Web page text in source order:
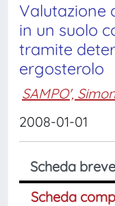
Valutazione
in un suolo
tramite
ergosterolo
SAMPO',
2008-01-01
Scheda breve
Scheda